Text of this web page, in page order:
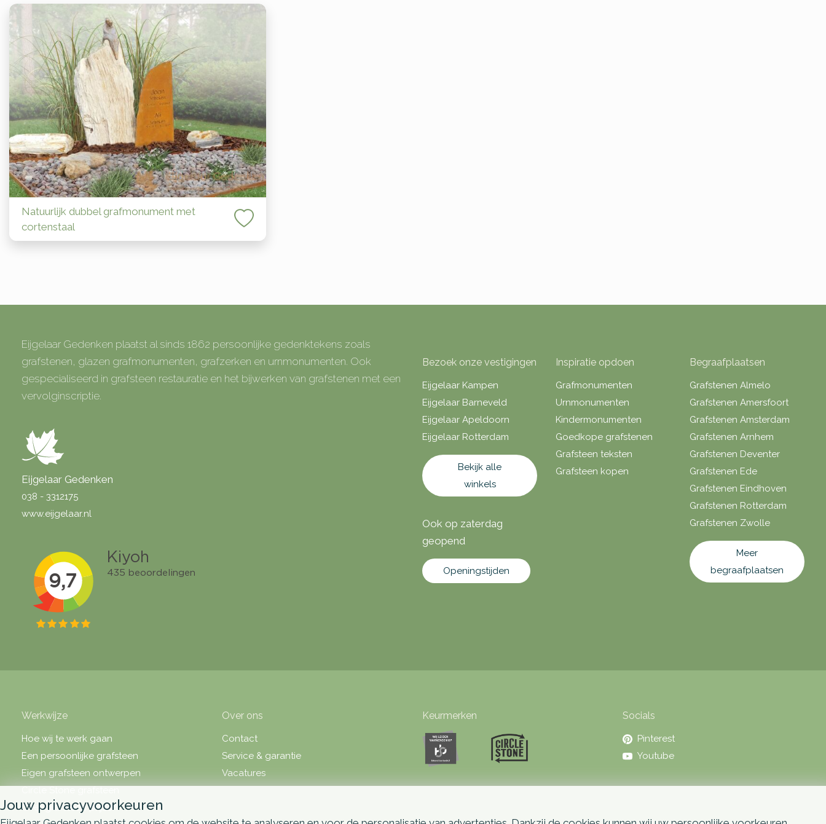
Natuurlijk dubbel grafmonument met
cortenstaal
Eijgelaar Gedenken plaatst al sinds 1862 persoonlijke gedenktekens zoals
grafstenen, glazen grafmonumenten, grafzerken en urnmonumenten. Ook
gespecialiseerd in grafsteen restauratie en het bijwerken van grafstenen met een
vervolginscriptie.
Eijgelaar Gedenken
038 - 3312175
www.eijgelaar.nl
Bezoek onze vestigingen
Eijgelaar Kampen
Eijgelaar Barneveld
Eijgelaar Apeldoorn
Eijgelaar Rotterdam
Bekijk alle
winkels
Ook op zaterdag
geopend
Openingstijden
Inspiratie opdoen
Grafmonumenten
Urnmonumenten
Kindermonumenten
Goedkope grafstenen
Grafsteen teksten
Grafsteen kopen
Begraafplaatsen
Grafstenen Almelo
Grafstenen Amersfoort
Grafstenen Amsterdam
Grafstenen Arnhem
Grafstenen Deventer
Grafstenen Ede
Grafstenen Eindhoven
Grafstenen Rotterdam
Grafstenen Zwolle
Meer
begraafplaatsen
Werkwijze
Hoe wij te werk gaan
Een persoonlijke grafsteen
Eigen grafsteen ontwerpen
Over grafsteen prijzen
Over ons
Contact
Service & garantie
Vacatures
Keurmerken Socials
Pinterest
Youtube
Jouw privacyvoorkeuren